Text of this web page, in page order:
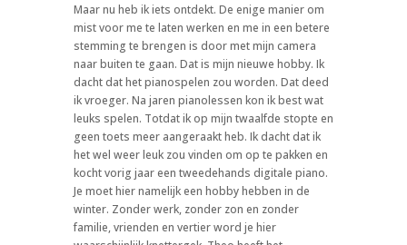
Maar nu heb ik iets ontdekt. De enige manier om
mist voor me te laten werken en me in een betere
stemming te brengen is door met mijn camera
naar buiten te gaan. Dat is mijn nieuwe hobby. Ik
dacht dat het pianospelen zou worden. Dat deed
ik vroeger. Na jaren pianolessen kon ik best wat
leuks spelen. Totdat ik op mijn twaalfde stopte en
geen toets meer aangeraakt heb. Ik dacht dat ik
het wel weer leuk zou vinden om op te pakken en
kocht vorig jaar een tweedehands digitale piano.
Je moet hier namelijk een hobby hebben in de
winter. Zonder werk, zonder zon en zonder
familie, vrienden en vertier word je hier